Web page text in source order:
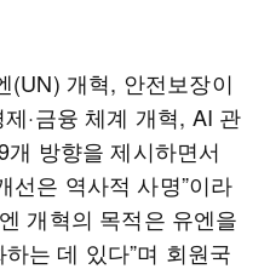
(UN) 개혁, 안전보장이
·금융 체계 개혁, AI 관
방향을 제시하면서
선은 역사적 사명”이라
개혁의 목적은 유엔을
는 데 있다”며 회원국